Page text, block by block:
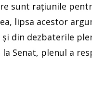
sunt raţiunile
lipsa acestor
din dezbaterile
Senat, plenul a